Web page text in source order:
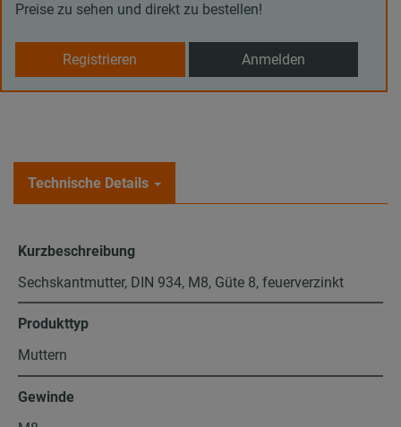
Preise zu sehen und direkt zu bestellen!
Registrieren Anmelden
Technische Details
Kurzbeschreibung
Sechskantmutter, DIN 934, M8, Güte 8, feuerverzinkt
Produkttyp
Muttern
Gewinde